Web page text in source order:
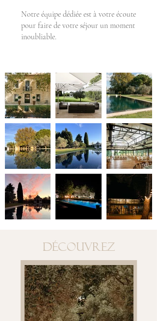
Notre équipe dédiée est à votre écoute
pour faire de votre séjour un moment
inoubliable.
DÉCOUVREZ